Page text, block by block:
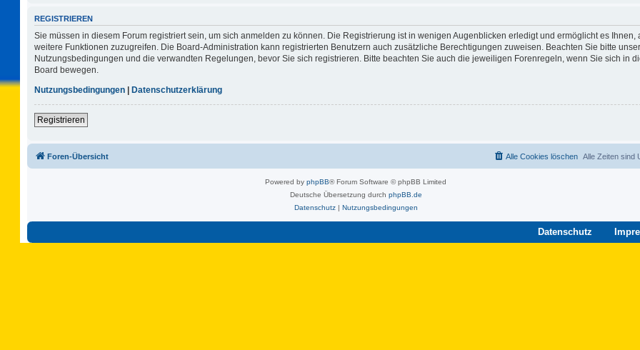
REGISTRIEREN
Sie müssen in diesem Forum registriert sein, um sich anmelden zu können. Die Registrierung ist in wenigen Augenblicken erledigt und ermöglicht es Ihnen,
weitere Funktionen zuzugreifen. Die Board-Administration kann registrierten Benutzern auch zusätzliche Berechtigungen zuweisen. Beachten Sie bitte
Nutzungsbedingungen und die verwandten Regelungen, bevor Sie sich registrieren. Bitte beachten Sie auch die jeweiligen Forenregeln, wenn Sie sich in
Board bewegen.
Nutzungsbedingungen | Datenschutzerklärung
Registrieren
Foren-Übersicht Alle Zeiten sind
Alle Cookies löschen
Powered by phpBB® Forum Software © phpBB Limited
Deutsche Übersetzung durch phpBB.de
Datenschutz| Nutzungsbedingungen
Datenschutz